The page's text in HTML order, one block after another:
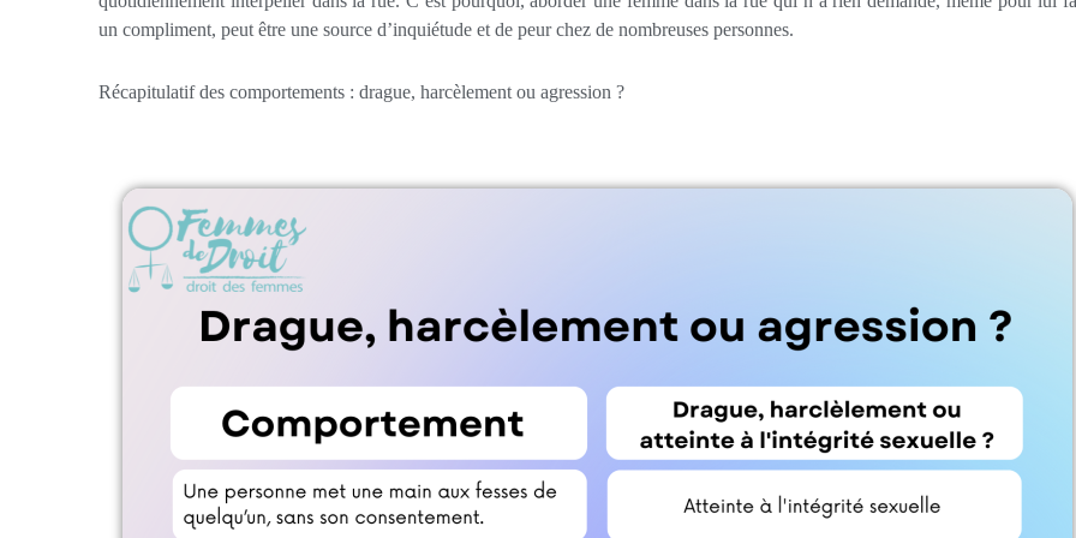
un compliment, peut être une source d’inquiétude et de peur chez de nombreuses personnes.
Récapitulatif des comportements : drague, harcèlement ou agression ?